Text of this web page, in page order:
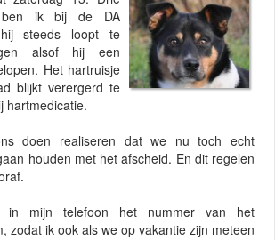
ben ik bij de DA
steeds loopt te
alsof hij een
Het hartruisje
blijkt verergerd te
hartmedicatie.
doen realiseren dat we nu toch echt
houden met het afscheid. En dit regelen
mijn telefoon het nummer van het
zodat ik ook als we op vakantie zijn meteen